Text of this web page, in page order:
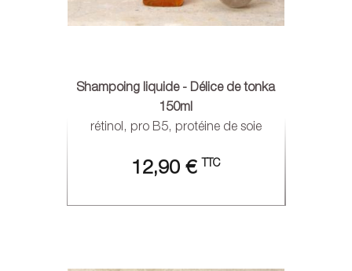
Shampoing liquide - Délice de tonka
150ml
rétinol, pro B5, protéine de soie
12,90 € TTC